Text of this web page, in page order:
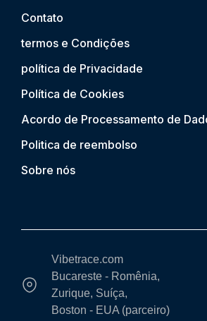
Contato
termos e Condições
política de Privacidade
Política de Cookies
Acordo de Processamento de
Politica de reembolso
Sobre nós
Vibetrace.com
Bucareste - Romênia,
Zurique, Suíça,
Boston - EUA (parceiro)